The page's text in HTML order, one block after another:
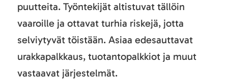
puutteita. Työntekijät altistuvat tällöin
vaaroille ja ottavat turhia riskejä, jotta
selviytyvät töistään. Asiaa edesauttavat
urakkapalkkaus, tuotantopalkkiot ja muut
vastaavat järjestelmät.